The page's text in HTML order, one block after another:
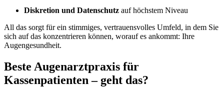
Diskretion und Datenschutz auf höchstem Niveau
All das sorgt für ein stimmiges, vertrauensvolles Umfeld, in dem Sie
sich auf das konzentrieren können, worauf es ankommt: Ihre
Augengesundheit.
Beste Augenarztpraxis für
Kassenpatienten – geht das?